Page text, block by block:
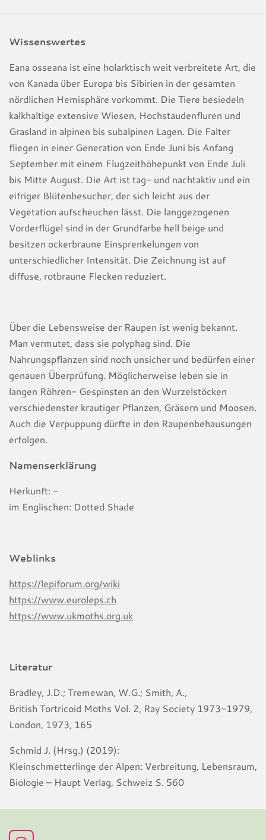
Wissenswertes
Eana osseana ist eine holarktisch weit verbreitete Art, die
von Kanada über Europa bis Sibirien in der gesamten
nördlichen Hemisphäre vorkommt. Die Tiere besiedeln
kalkhaltige extensive Wiesen, Hochstaudenfluren und
Grasland in alpinen bis subalpinen Lagen. Die Falter
fliegen in einer Generation von Ende Juni bis Anfang
September mit einem Flugzeithöhepunkt von Ende Juli
bis Mitte August. Die Art ist tag- und nachtaktiv und ein
eifriger Blütenbesucher, der sich leicht aus der
Vegetation aufscheuchen lässt. Die langgezogenen
Vorderflügel sind in der Grundfarbe hell beige und
besitzen ockerbraune Einsprenkelungen von
unterschiedlicher Intensität. Die Zeichnung ist auf
diffuse, rotbraune Flecken reduziert.
Über die Lebensweise der Raupen ist wenig bekannt.
Man vermutet, dass sie polyphag sind. Die
Nahrungspflanzen sind noch unsicher und bedürfen einer
genauen Überprüfung. Möglicherweise leben sie in
langen Röhren- Gespinsten an den Wurzelstöcken
verschiedenster krautiger Pflanzen, Gräsern und Moosen.
Auch die Verpuppung dürfte in den Raupenbehausungen
erfolgen.
Namenserklärung
Herkunft: -
im Englischen: Dotted Shade
Weblinks
https://lepiforum.org/wiki
https://www.euroleps.ch
https://www.ukmoths.org.uk
Literatur
Bradley, J.D.; Tremewan, W.G.; Smith, A.,
British Tortricoid Moths Vol. 2, Ray Society 1973-1979,
London, 1973, 165
Schmid J. (Hrsg.) (2019):
Kleinschmetterlinge der Alpen: Verbreitung, Lebensraum,
Biologie – Haupt Verlag, Schweiz S. 560